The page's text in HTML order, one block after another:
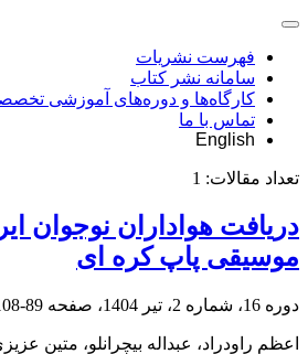
فهرست نشریات
سامانه نشر کتاب
کارگاه‌ها و دوره‌های آموزشی
تماس با ما
English
تعداد مقالات: 1
دریافت هواداران نوجوان
موسیقی پاپ کره ای
دوره 16، شماره 2، تیر 1404، صفحه 89-108
اعظم راودراد، عبداله بیچرانلو، متین